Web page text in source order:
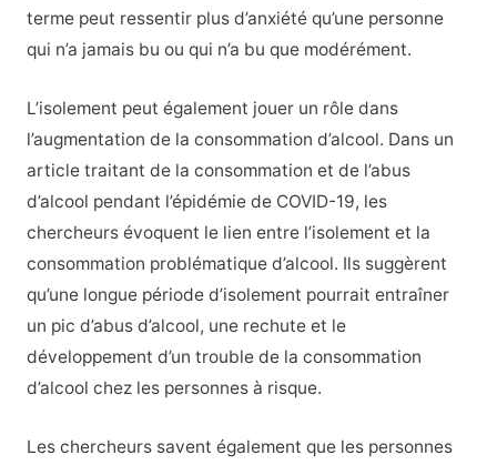
terme peut ressentir plus d’anxiété qu’une personne
qui n’a jamais bu ou qui n’a bu que modérément.
L’isolement peut également jouer un rôle dans
l’augmentation de la consommation d’alcool. Dans un
article traitant de la consommation et de l’abus
d’alcool pendant l’épidémie de COVID-19, les
chercheurs évoquent le lien entre l’isolement et la
consommation problématique d’alcool. Ils suggèrent
qu’une longue période d’isolement pourrait entraîner
un pic d’abus d’alcool, une rechute et le
développement d’un trouble de la consommation
d’alcool chez les personnes à risque.
Les chercheurs savent également que les personnes